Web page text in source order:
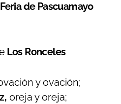
Feria de Pascuamayo
Los Ronceles
y ovación;
oreja y oreja;